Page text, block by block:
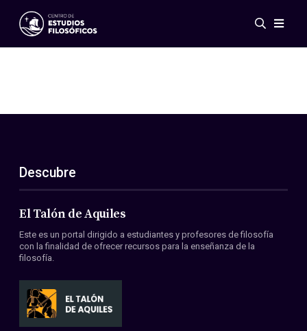
Eventos
ES
EN
Acerca de nosotros
Miembros
Convenios
Descubre
El Talón de Aquiles
Este es un portal dirigido a estudiantes y profesores de filosofía
con la finalidad de ofrecer recursos para la enseñanza de la
filosofía.